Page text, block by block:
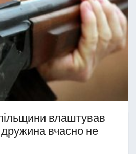
влаштував
вчасно не